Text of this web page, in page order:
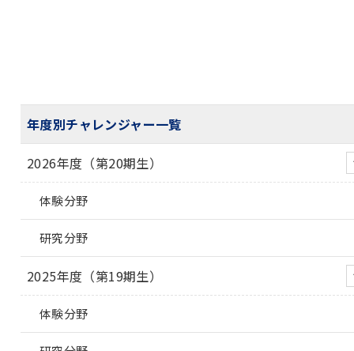
年度別チャレンジャー一覧
2026年度（第20期生）
体験分野
研究分野
2025年度（第19期生）
体験分野